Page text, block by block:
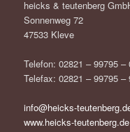
heicks & teutenberg
Sonnenweg 72
47533 Kleve
Telefon: 02821 – 99795 –
Telefax: 02821 – 99795 –
info@heicks-
www.heicks-teutenberg.de